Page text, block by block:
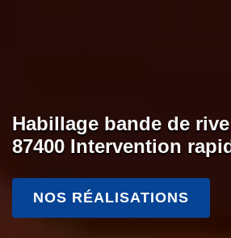
Habillage bande de
87400 Intervention
NOS RÉALISATIONS